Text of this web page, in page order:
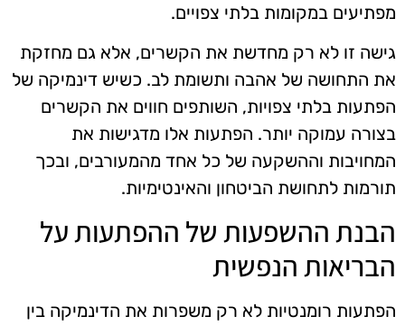
מפתיעים במקומות בלתי צפויים.
גישה זו לא רק מחדשת את הקשרים, אלא גם מחזקת
את התחושה של אהבה ותשומת לב. כשיש דינמיקה של
הפתעות בלתי צפויות, השותפים חווים את הקשרים
בצורה עמוקה יותר. הפתעות אלו מדגישות את
המחויבות וההשקעה של כל אחד מהמעורבים, ובכך
תורמות לתחושת הביטחון והאינטימיות.
הבנת ההשפעות של ההפתעות על
הבריאות הנפשית
הפתעות רומנטיות לא רק משפרות את הדינמיקה בין